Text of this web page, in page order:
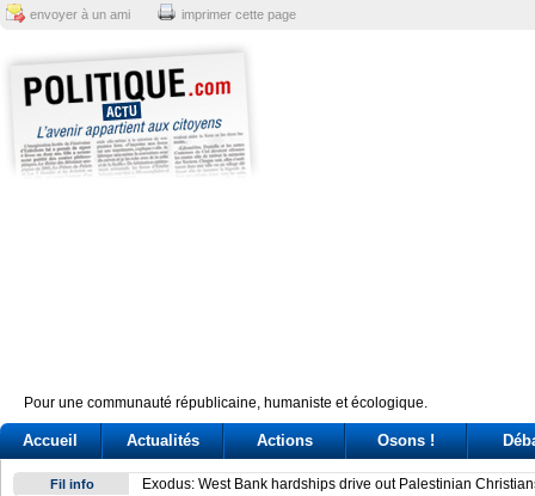
envoyer à un ami imprimer cette page
Pour une communauté républicaine, humaniste et écologique.
Accueil Actualités Actions Osons !
Fil info Exodus: West Bank hardships drive out Palestinian